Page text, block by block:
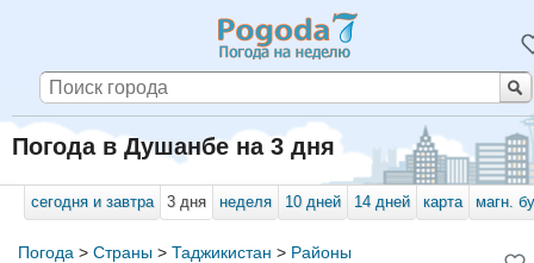
Погода в Душанбе на 3 дня
сегодня и завтра 3 дня неделя 10 дней 14 дней карта магн.
Погода > Страны> Таджикистан > Районы